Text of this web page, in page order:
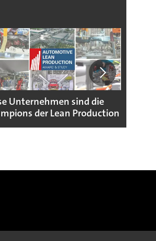
Unternehmen sind die
der Lean Production